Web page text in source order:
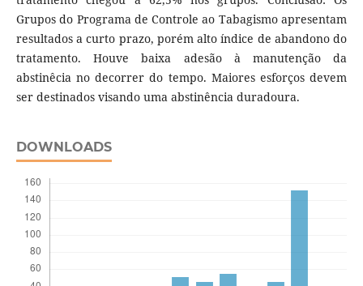
Grupos do Programa de Controle ao Tabagismo apresentam
resultados a curto prazo, porém alto índice de abandono do
tratamento. Houve baixa adesão à manutenção da
abstinêcia no decorrer do tempo. Maiores esforços devem
ser destinados visando uma abstinência duradoura.
DOWNLOADS